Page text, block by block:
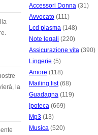
la
Accessori Donna (31)
Avvocato (111)
Lcd plasma (148)
Note legali (220)
Assicurazione vita (390)
Lingerie (5)
Amore (118)
Mailing list(68)
Guadagna (119)
Ipoteca (669)
Mp3 (13)
Musica (520)